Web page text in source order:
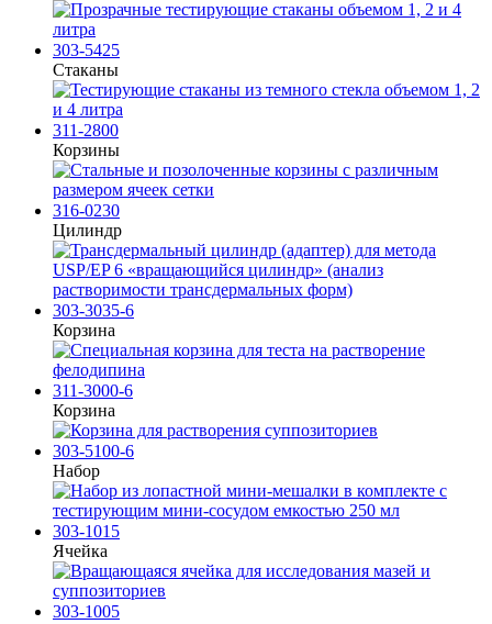
303-5425
Стаканы
311-2800
Корзины
316-0230
Цилиндр
303-3035-6
Корзина
311-3000-6
Корзина
303-5100-6
Набор
303-1015
Ячейка
303-1005